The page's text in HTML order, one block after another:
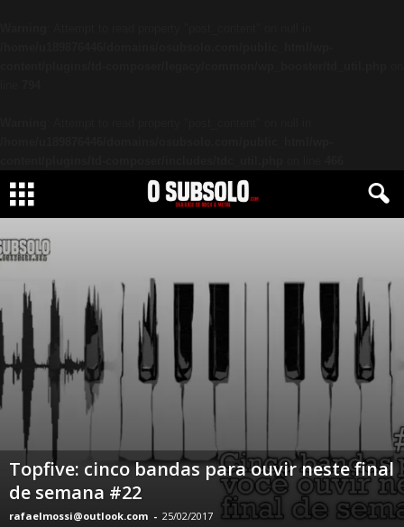
Topfive: cinco bandas para ouvir neste final
de semana #22
rafaelmossi@outlook.com - 25/02/2017